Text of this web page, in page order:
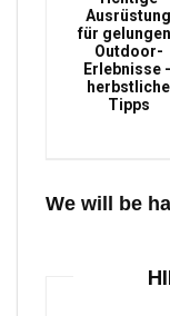
Ausrüstung
für
Outdoor-
Erlebnisse
herbstliche
Tipps
We will be